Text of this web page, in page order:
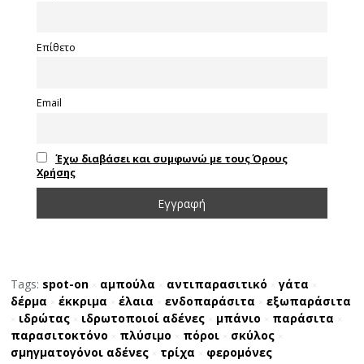
Επίθετο
Email
Έχω διαβάσει και συμφωνώ με τους Όρους
Χρήσης
Tags: spot-on αμπούλα αντιπαρασιτικό γάτα
δέρμα έκκριμα έλαια ενδοπαράσιτα εξωπαράσιτα
ιδρώτας ιδρωτοποιοί αδένες μπάνιο παράσιτα
παρασιτοκτόνο πλύσιμο πόροι σκύλος
σμηγματογόνοι αδένες τρίχα φερομόνες